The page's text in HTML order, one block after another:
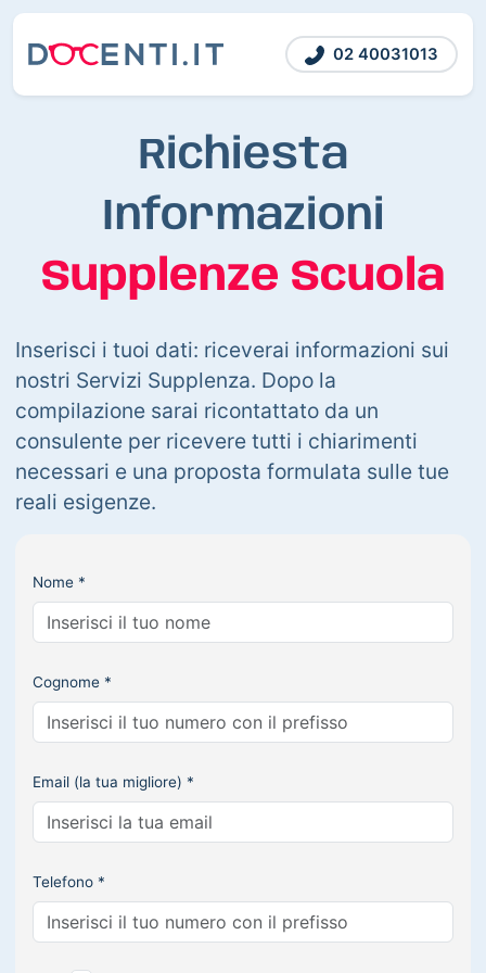
02 40031013
Richiesta
Informazioni
Supplenze Scuola
Inserisci i tuoi dati: riceverai informazioni sui
nostri Servizi Supplenza. Dopo la
compilazione sarai ricontattato da un
consulente per ricevere tutti i chiarimenti
necessari e una proposta formulata sulle tue
reali esigenze.
Nome *
Cognome *
Email (la tua migliore) *
Telefono *